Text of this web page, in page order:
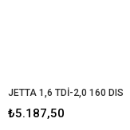
JETTA 1,6 TDİ-2,0 160 DIS
₺5.187,50